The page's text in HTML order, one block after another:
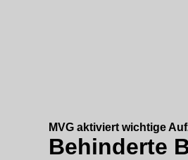
MVG aktiviert wichtige
Behinderte